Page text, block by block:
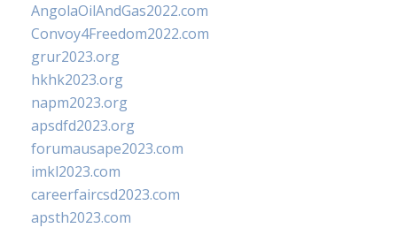
AngolaOilAndGas2022.com
Convoy4Freedom2022.com
grur2023.org
hkhk2023.org
napm2023.org
apsdfd2023.org
forumausape2023.com
imkl2023.com
careerfaircsd2023.com
apsth2023.com